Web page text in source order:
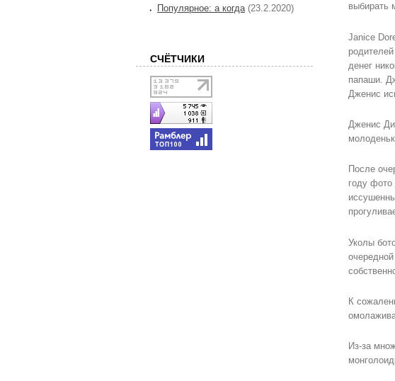
выбирать
Janice
денег
папаши.
Дженис
Дженис
После
году
Уколы
К
Из-за
Популярное: а когда (23.2.2020)
СЧЁТЧИКИ